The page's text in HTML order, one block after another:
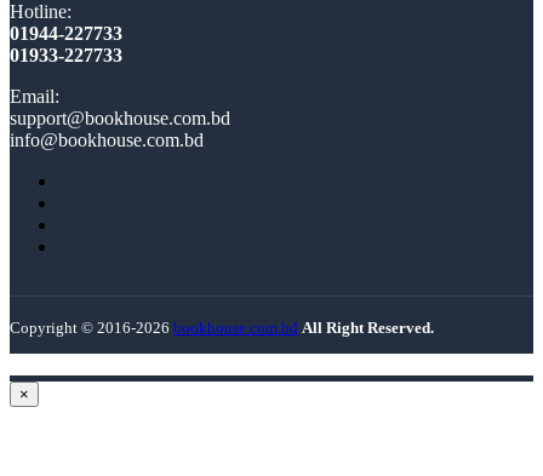
Hotline:
01944-227733
01933-227733
Email:
support@bookhouse.com.bd
info@bookhouse.com.bd
Copyright © 2016-2026 bookhouse.com.bd All Right Reserved.
×